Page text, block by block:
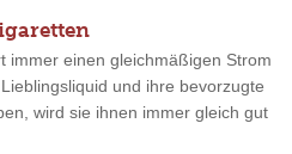
immer einen gleichmäßigen Strom
und ihre bevorzugte
wird sie ihnen immer gleich gut